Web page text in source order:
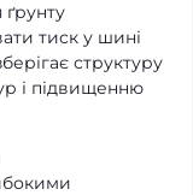
тиск у шині
структуру
і підвищенню